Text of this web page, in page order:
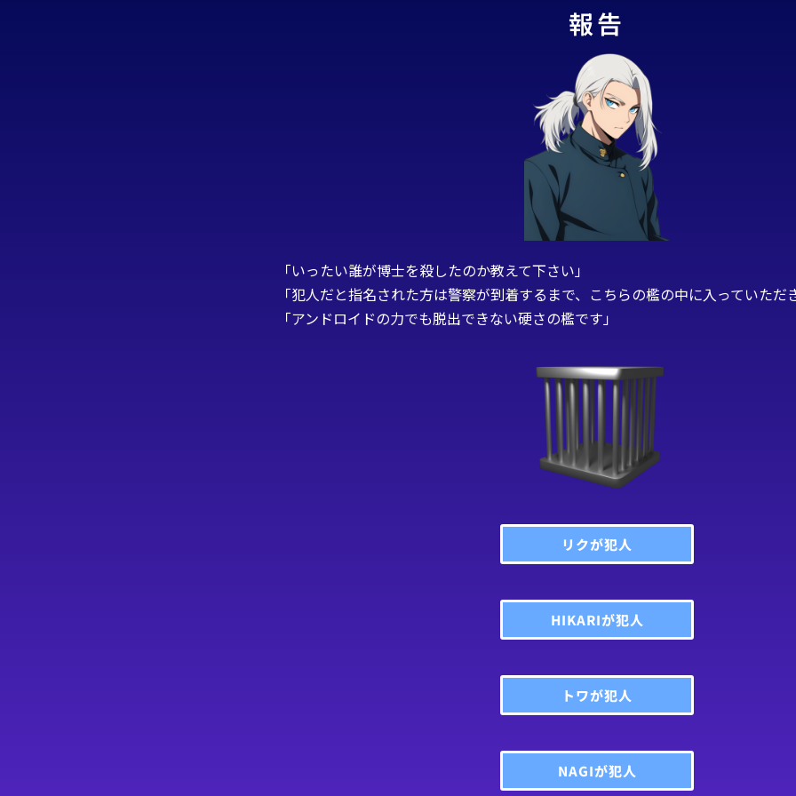
報告
「いったい誰が博士を殺したのか教えて下さい」
「犯人だと指名された方は警察が到着するまで、こちらの檻の中に入っていただ
「アンドロイドの力でも脱出できない硬さの檻です」
リクが犯人
HIKARIが犯人
トワが犯人
NAGIが犯人